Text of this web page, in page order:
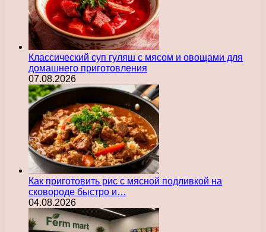
Классический суп гуляш с мясом и овощами для
домашнего приготовления
07.08.2026
Как приготовить рис с мясной подливкой на
сковороде быстро и…
04.08.2026